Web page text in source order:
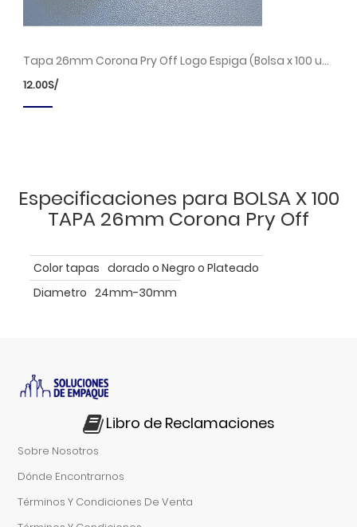
Tapa 26mm Corona Pry Off Logo Espiga (Bolsa x 100 unds.)
S/
12.00
Especificaciones para BOLSA X 100
TAPA 26mm Corona Pry Off
Color tapas dorado o Negro o Plateado
Diametro 24mm-30mm
Libro de Reclamaciones
Sobre Nosotros
Dónde Encontrarnos
Términos Y Condiciones De Venta